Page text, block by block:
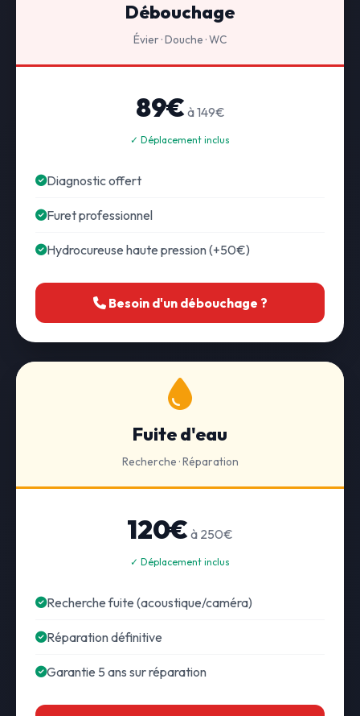
Débouchage
Évier · Douche · WC
89€ à 149€
✓ Déplacement inclus
Diagnostic offert
Furet professionnel
Hydrocureuse haute pression (+50€)
Besoin d'un débouchage ?
Fuite d'eau
Recherche · Réparation
120€ à 250€
✓ Déplacement inclus
Recherche fuite (acoustique/caméra)
Réparation définitive
Garantie 5 ans sur réparation